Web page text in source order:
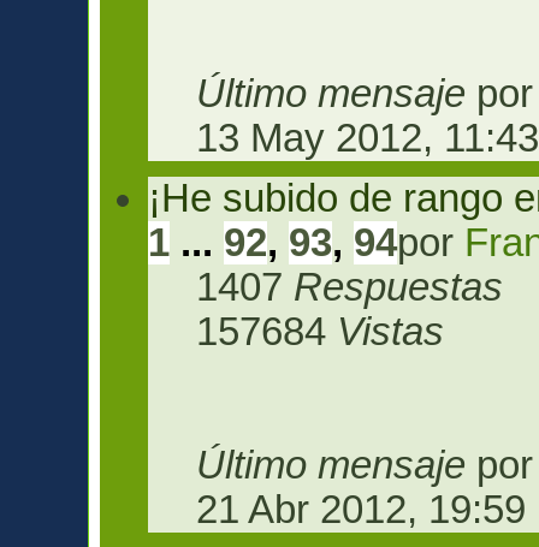
Último mensaje
13 May 2012, 11:43
¡He subido de rango
1 ... 92, 93, 94por
1407 Respuestas
157684 Vistas
Último mensaje
21 Abr 2012, 19:59